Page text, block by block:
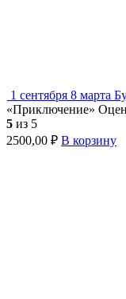
1 сентября 8 марта
«Приключение»
5 из 5
2500,00 ₽ В корзину